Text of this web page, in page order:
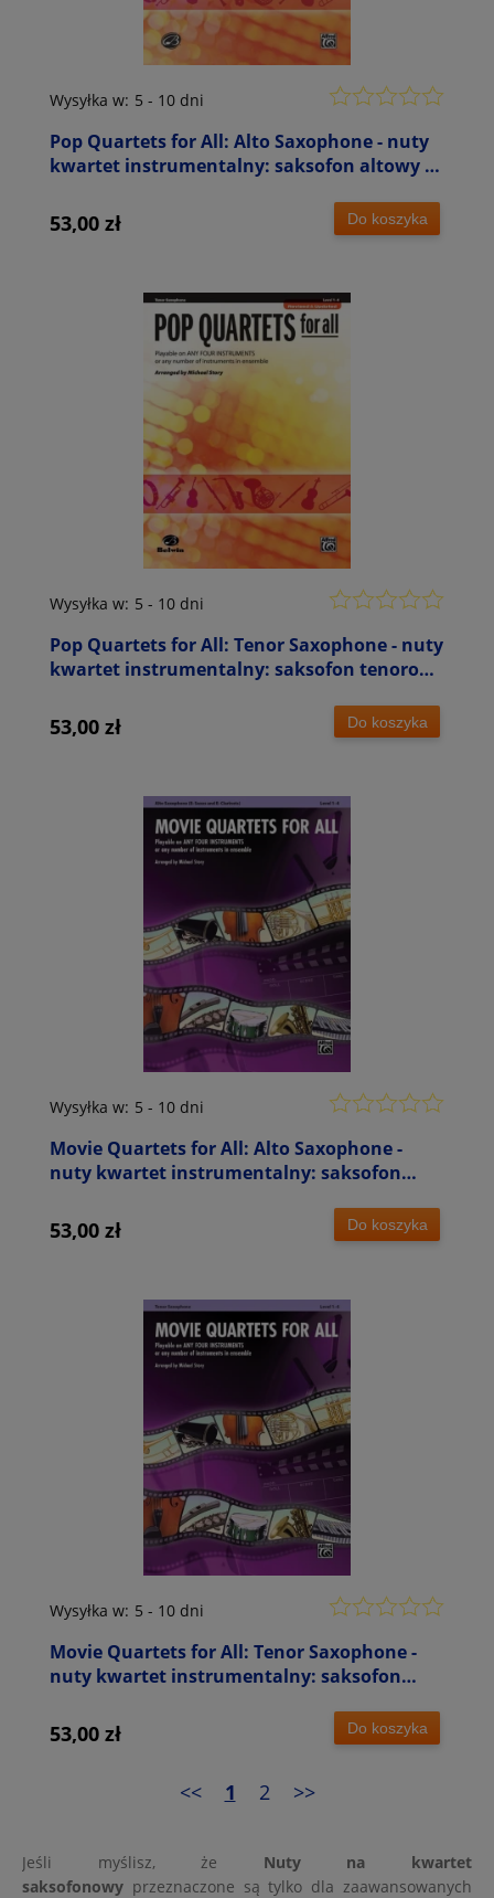
Pop Quartets for All: Alto Saxophone - nuty
kwartet instrumentalny: saksofon altowy -
Wysyłka w: 5 - 10 dni
53,00 zł Do koszyka
Pop Quartets for All: Tenor Saxophone - nuty
kwartet instrumentalny: saksofon tenorowy
Wysyłka w: 5 - 10 dni
53,00 zł Do koszyka
Movie Quartets for All: Alto Saxophone -
nuty kwartet instrumentalny: saksofon
Wysyłka w: 5 - 10 dni
53,00 zł Do koszyka
Movie Quartets for All: Tenor Saxophone -
nuty kwartet instrumentalny: saksofon
Wysyłka w: 5 - 10 dni
53,00 zł Do koszyka
<< 1 2 >>
Jeśli myślisz, że Nuty na kwartet
saksofonowy przeznaczone są tylko dla zaawansowanych